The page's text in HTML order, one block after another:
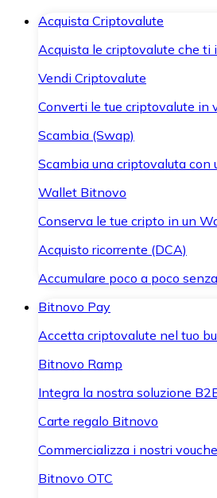
Acquista Criptovalute
Acquista le criptovalute che ti
Vendi Criptovalute
Converti le tue criptovalute in
Scambia (Swap)
Scambia una criptovaluta
Wallet Bitnovo
Conserva le tue cripto in un
Acquisto ricorrente (DCA)
Accumulare poco a poco
Bitnovo Pay
Accetta criptovalute nel tuo
Bitnovo Ramp
Integra la nostra soluzione
Carte regalo Bitnovo
Commercializza i nostri
Bitnovo OTC